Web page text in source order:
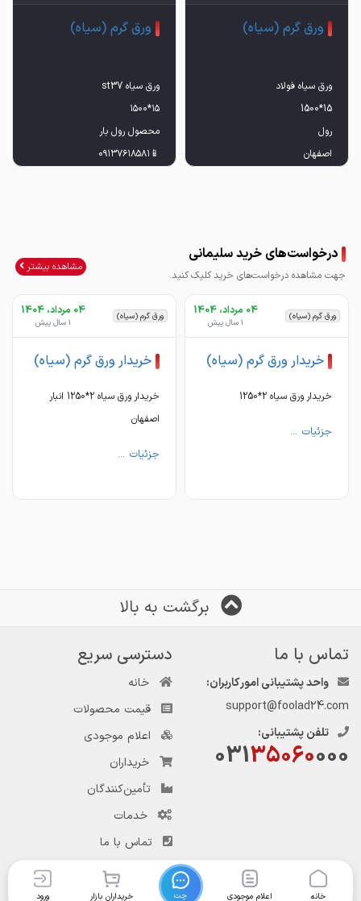
ورق گرم (سیاه)
خانم سلیمانی
ورق گرم (سیاه)
درخواست‌های خرید سلیمانی
جهت مشاهده درخواست‌های خرید کلیک کنید.
مشاهده بیشتر
ورق گرم (سیاه) 04 مرداد، 1404
1 سال پیش
خریدار ورق گرم (سیاه)
خریدار ورق سیاه 2*1250
جزئیات ...
ورق گرم (سیاه) 04 مرداد، 1404
1 سال پیش
خریدار ورق گرم (سیاه)
خریدار ورق سیاه 2*1250 انبار
اصفهان
جزئیات ...
برگشت به بالا
تماس با ما
واحد پشتیبانی امور کاربران:
support@foolad24.com
تلفن پشتیبانی:
03135060000
دسترسی سریع
خانه
قیمت محصولات
اعلام موجودی
خریداران
تأمین‌کنندگان
خدمات
تماس با ما
خانه اعلام موجودی چت خریداران بازار ورود